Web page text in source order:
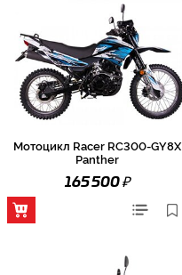
Мотоцикл Racer RC300-GY8X
Panther
165 500₽